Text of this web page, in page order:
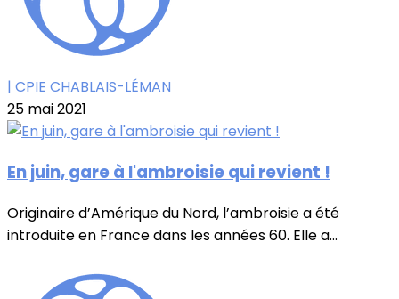
| CPIE CHABLAIS-LÉMAN
25 mai 2021
En juin, gare à l'ambroisie qui revient !
Originaire d’Amérique du Nord, l’ambroisie a été
introduite en France dans les années 60. Elle a...